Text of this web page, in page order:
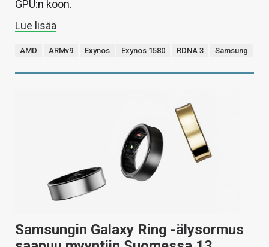
GPU:n koon.
Lue lisää
AMD ARMv9 Exynos Exynos 1580 RDNA 3 Samsung
Samsungin Galaxy Ring -älysormus